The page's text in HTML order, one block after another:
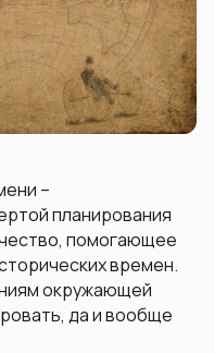
–
планирования
помогающее
времен.
окружающей
да и вообще